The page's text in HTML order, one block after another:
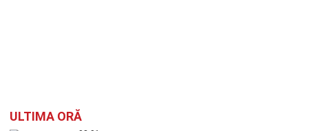
ULTIMA ORĂ